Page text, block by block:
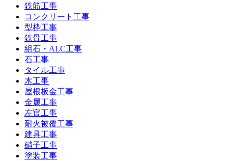
鉄筋工事
コンクリート工事
型枠工事
鉄骨工事
組石・ALC工事
石工事
タイル工事
木工事
屋根板金工事
金属工事
左官工事
耐火被覆工事
建具工事
硝子工事
塗装工事